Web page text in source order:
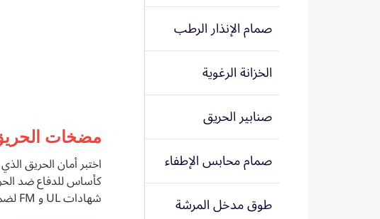
صمام الإنذار الرطب
الخزانة الرغوية
صنابير الحريق
صمام محابس الإطفاء
طوق مدخل المرشة
مضخات
اختبر أمان الحريق
كأساس للدفاع ضد
شهادات UL و FM لضمان أقصى درجات الأمان.